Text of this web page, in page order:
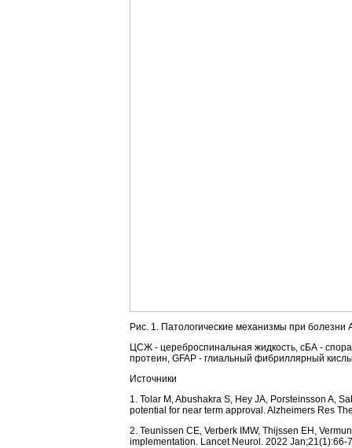
Рис. 1. Патологические механизмы при
ЦСЖ - цереброспинальная жидкость, сБА -
протеин, GFAP - глиальный фибриллярный
Источники
1. Tolar M, Abushakra S, Hey JA, Porsteinsson A,
potential for near term approval. Alzheimers Res
2. Teunissen CE, Verberk IMW, Thijssen EH,
implementation. Lancet Neurol. 2022